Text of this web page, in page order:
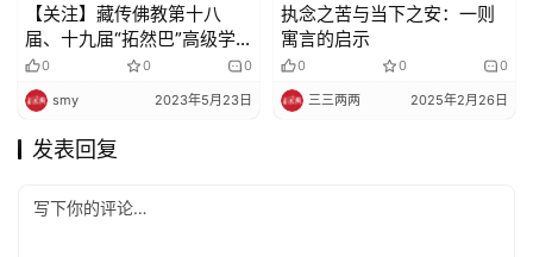
【关注】藏传佛教第十八
届、十九届“拓然巴”高级学
衔授予仪式在京举行
0 0 0
smy 2023年5月23日
执念之苦与当下之安：一则
寓言的启示
0 0 0
三三两两 2025年2月26日
发表回复